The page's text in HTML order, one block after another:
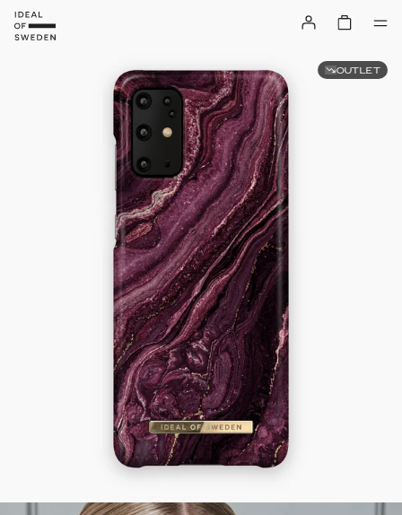
OUTLET